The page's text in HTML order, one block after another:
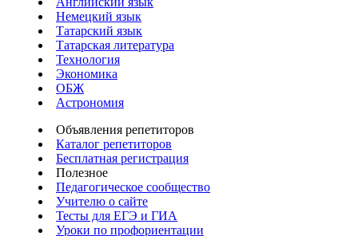
Немецкий язык
Татарский язык
Татарская литература
Технология
Экономика
ОБЖ
Астрономия
Объявления репетиторов
Каталог репетиторов
Бесплатная регистрация
Полезное
Педагогическое сообщество
Учителю о сайте
Тесты для ЕГЭ и ГИА
Уроки по профориентации